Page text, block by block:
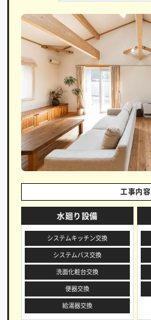
工事内容
水廻り設備
システムキッチン交換
システムバス交換
洗面化粧台交換
便器交換
給湯器交換